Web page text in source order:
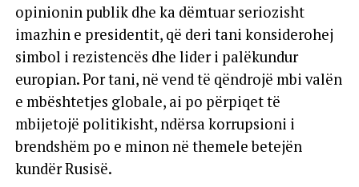
opinionin publik dhe ka dëmtuar seriozisht
imazhin e presidentit, që deri tani konsiderohej
simbol i rezistencës dhe lider i palëkundur
europian. Por tani, në vend të qëndrojë mbi valën
e mbështetjes globale, ai po përpiqet të
mbijetojë politikisht, ndërsa korrupsioni i
brendshëm po e minon në themele betejën
kundër Rusisë.